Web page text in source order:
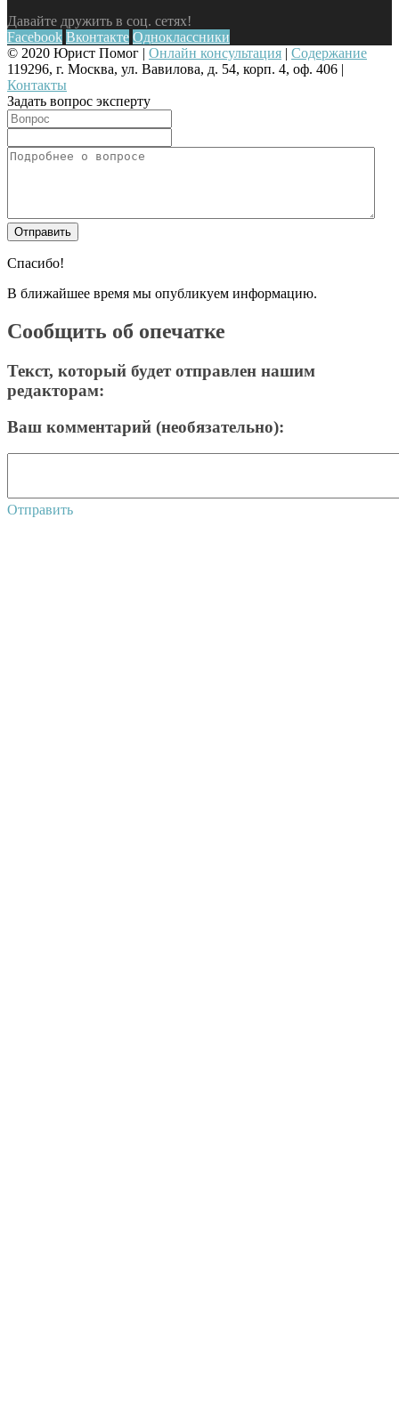
Давайте дружить в соц. сетях!
Facebook Вконтакте Одноклассники
© 2020 Юрист Помог | Онлайн консультация | Содержание
119296, г. Москва, ул. Вавилова, д. 54, корп. 4, оф. 406 |
Контакты
Задать вопрос эксперту
Спасибо!
В ближайшее время мы опубликуем информацию.
Сообщить об опечатке
Текст, который будет отправлен нашим
редакторам:
Ваш комментарий (необязательно):
Отправить